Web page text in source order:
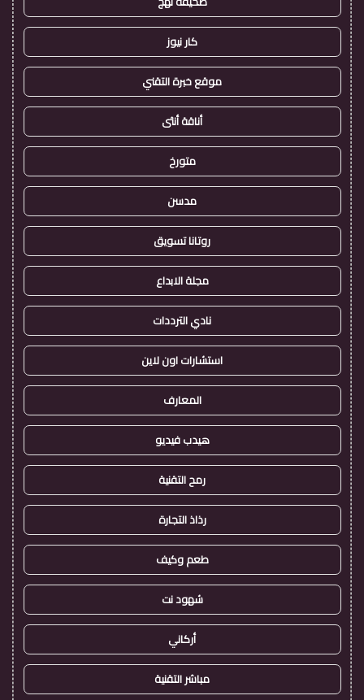
كار نيوز
موقع خبرة التقني
أناقة أنثى
متورخ
مدسن
روتانا تسويق
مجلة الابداع
نادي الترددات
استشارات اون لاين
المعارف
هيدب فيديو
رمح التقنية
رذاذ التجارة
طعم وكيف
شهود نت
أركاني
مباشر التقنية